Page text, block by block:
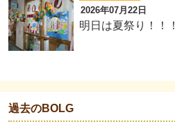
2026年07月22日
明日は夏祭り！！！
過去のBOLG